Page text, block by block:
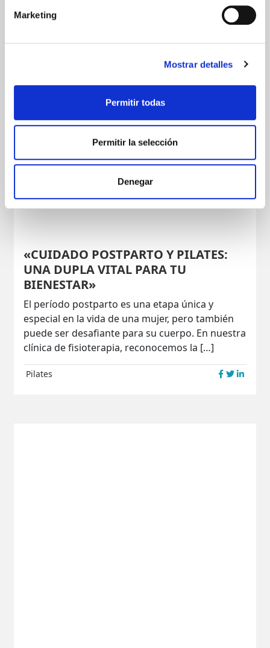
Marketing
Mostrar detalles
Permitir todas
Permitir la selección
Denegar
«CUIDADO POSTPARTO Y PILATES:
UNA DUPLA VITAL PARA TU
BIENESTAR»
El período postparto es una etapa única y
especial en la vida de una mujer, pero también
puede ser desafiante para su cuerpo. En nuestra
clínica de fisioterapia, reconocemos la […]
Pilates